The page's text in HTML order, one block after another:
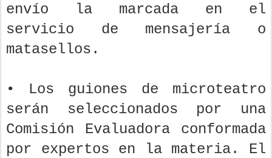
envío la marcada en el
servicio de mensajería o
matasellos.
• Los guiones de microteatro
serán seleccionados por una
Comisión Evaluadora conformada
por expertos en la materia. El